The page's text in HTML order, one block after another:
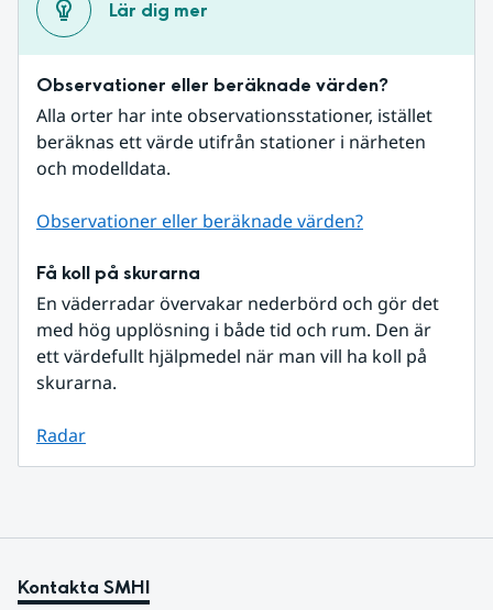
Lär dig mer
Observationer eller beräknade värden?
Alla orter har inte observationsstationer, istället
beräknas ett värde utifrån stationer i närheten
och modelldata.
Observationer eller beräknade värden?
Få koll på skurarna
En väderradar övervakar nederbörd och gör det
med hög upplösning i både tid och rum. Den är
ett värdefullt hjälpmedel när man vill ha koll på
skurarna.
Radar
Kontakta SMHI